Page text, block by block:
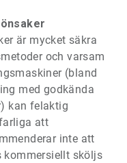
är mycket säkra
och varsam
(bland
med godkända
kan felaktig
att
inte att
kommersiellt sköljs